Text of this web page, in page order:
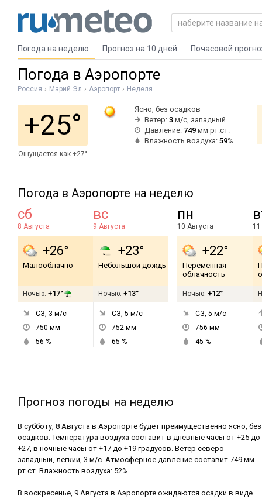
Погода на неделю Прогноз на 10 дней Почасовой
Погода в Аэропорте
Россия Марий Эл Аэропорт Неделя
+25°
Ощущается как +27°
Ясно, без осадков
Ветер: 3 м/с, западный
Давление: 749 мм рт.ст.
Влажность воздуха: 59%
Погода в Аэропорте на неделю
сб
8 Августа
+26°
Малооблачно
Ночью: +17°
СЗ, 3 м/с
750 мм
56 %
вс
9 Августа
+23°
Небольшой дождь
Ночью: +13°
СЗ, 5 м/с
752 мм
65 %
пн
10 Августа
+22°
Переменная
облачность
Ночью: +12°
СЗ, 5 м/с
756 мм
45 %
11
Прогноз погоды на неделю
В субботу, 8 Августа в Аэропорте будет преимущественно ясно, без
осадков. Температура воздуха составит в дневные часы от +25 до
+27, в ночные часы от +17 до +19 градусов. Ветер северо-
западный, лёгкий, 3 м/с. Атмосферное давление составит 749 мм
рт.ст. Влажность воздуха: 52%.
В воскресенье, 9 Августа в Аэропорте ожидаются осадки в виде